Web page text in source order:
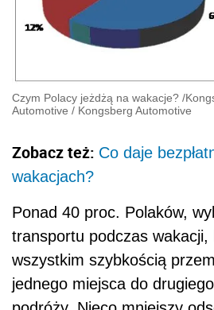
Czym Polacy jeżdżą na wakacje? /
Automotive / Kongsberg Automotive
Zobacz też: Co daje
wakacjach?
Ponad 40 proc. Polaków,
transportu podczas
wszystkim szybkością
jednego miejsca do